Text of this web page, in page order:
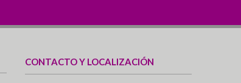
CONTACTO Y LOCALIZACIÓN